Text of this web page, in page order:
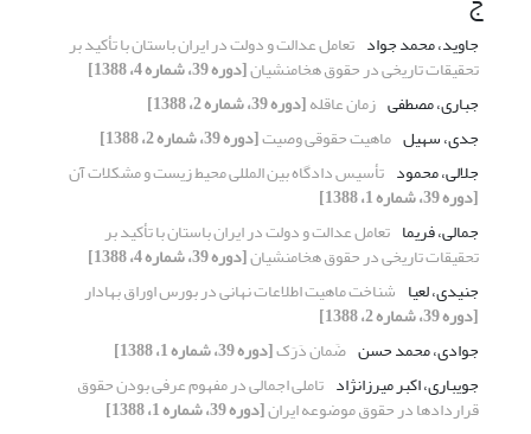
جاوید، محمد جواد تعامل عدالت و دولت در ایران باستان با تأکید بر
تحقیقات تاریخی در حقوق هخامنشیان[دوره 39، شماره 4، 1388]
جباری، مصطفی زمان عاقله[دوره 39، شماره 2، 1388]
جدی، سهیل ماهیت حقوقی وصیت[دوره 39، شماره 2، 1388]
جلالی، محمود تأسیس دادگاه بین المللی محیط زیست و مشکلات آن
[دوره 39، شماره 1، 1388]
جمالی، فریما تعامل عدالت و دولت در ایران باستان با تأکید بر
تحقیقات تاریخی در حقوق هخامنشیان[دوره 39، شماره 4، 1388]
جنیدی، لعیا شناخت ماهیت اطلاعات نهانی در بورس اوراق بهادار
[دوره 39، شماره 2، 1388]
جوادی، محمد حسن ضَمان دَرَک[دوره 39، شماره 1، 1388]
جویباری، اکبر میرزانژاد تاملی اجمالی در مفهوم عرفی بودن حقوق
قراردادها در حقوق موضوعه ایران[دوره 39، شماره 1، 1388]